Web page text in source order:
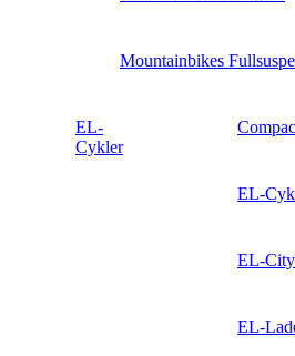
Mountainbikes
EL-
Cykler
EL-
EL-
EL-